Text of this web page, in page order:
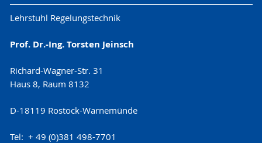
Lehrstuhl Regelungstechnik
Prof. Dr.-Ing. Torsten Jeinsch
Richard-Wagner-Str. 31
Haus 8, Raum 8132
D-18119 Rostock-Warnemünde
Tel: + 49 (0)381 498-7701